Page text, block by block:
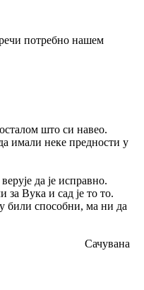
речи потребно нашем
што си навео.
имали неке предности у
да је исправно.
Вука и сад је то то.
били способни, ма ни да
Сачувана